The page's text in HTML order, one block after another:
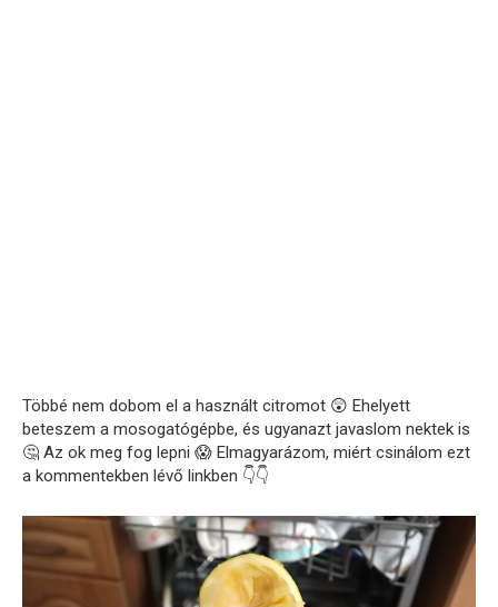
Többé nem dobom el a használt citromot 😲 Ehelyett
beteszem a mosogatógépbe, és ugyanazt javaslom nektek is
🤔 Az ok meg fog lepni 😱 Elmagyarázom, miért csinálom ezt
a kommentekben lévő linkben 👇👇